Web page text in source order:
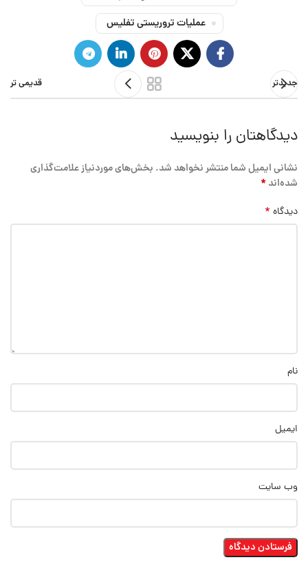
عملیات تروریستی تفلیس
جدیدتر قدیمی تر
دیدگاهتان را بنویسید
نشانی ایمیل شما منتشر نخواهد شد. بخش‌های موردنیاز علامت‌گذاری
شده‌اند*
دیدگاه *
نام
ایمیل
وب‌ سایت